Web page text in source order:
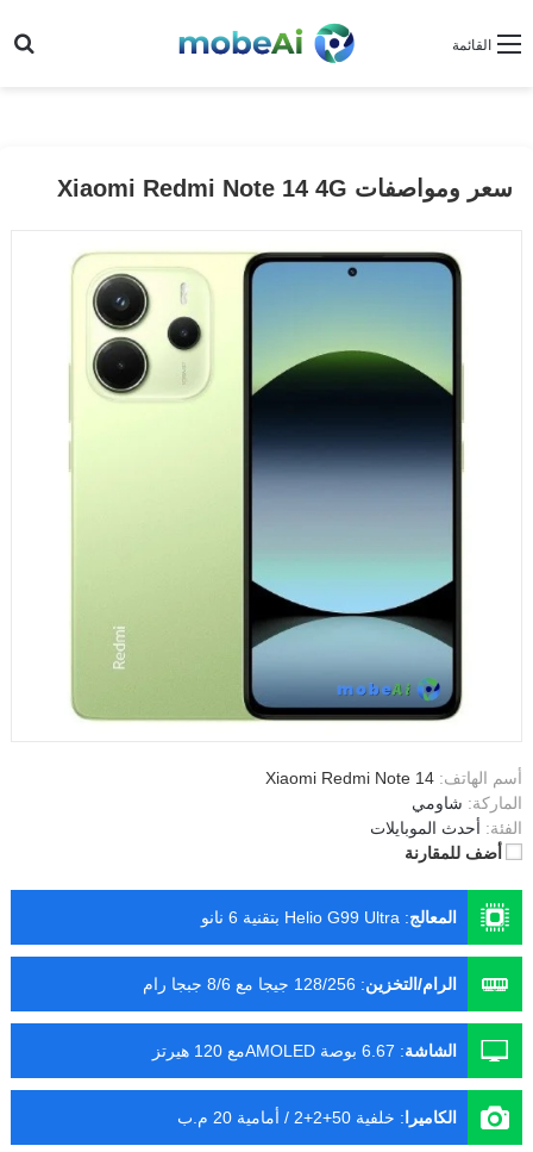
القائمة
سعر ومواصفات Xiaomi Redmi Note 14 4G
أسم الهاتف: Xiaomi Redmi Note 14
الماركة: شاومي
الفئة: أحدث الموبايلات
أضف للمقارنة
المعالج: Helio G99 Ultra بتقنية 6 نانو
الرام/التخزين: 128/256 جيجا مع 8/6 جبجا رام
الشاشة: 6.67 بوصة AMOLEDمع 120 هيرتز
الكاميرا : خلفية 50+2+2 / أمامية 20 م.ب